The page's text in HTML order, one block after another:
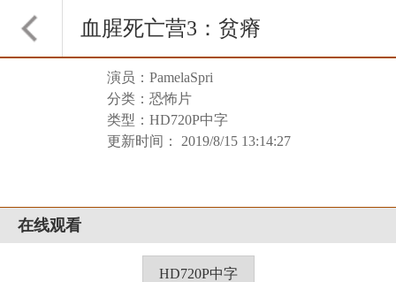
血腥死亡营3：贫瘠
荒地演员：PamelaSpri
分类：恐怖片
类型：HD720P中字
更新时间： 2019/8/15 13:14:27
在线观看
HD720P中字